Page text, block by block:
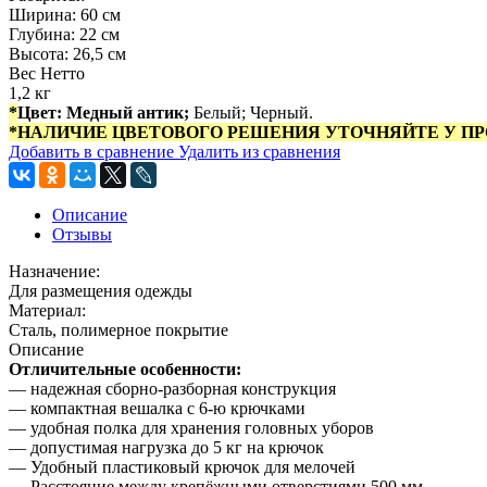
Ширина: 60 см
Глубина: 22 см
Высота: 26,5 см
Вес Нетто
1,2 кг
*Цвет: Медный антик; Белый; Черный.
*НАЛИЧИЕ ЦВЕТОВОГО РЕШЕНИЯ УТОЧНЯЙТЕ У
Добавить в сравнение Удалить из сравнения
Описание
Отзывы
Назначение:
Для размещения одежды
Материал:
Сталь, полимерное покрытие
Описание
Отличительные особенности:
— надежная сборно-разборная конструкция
— компактная вешалка с 6-ю крючками
— удобная полка для хранения головных уборов
— допустимая нагрузка до 5 кг на крючок
— Удобный пластиковый крючок для мелочей